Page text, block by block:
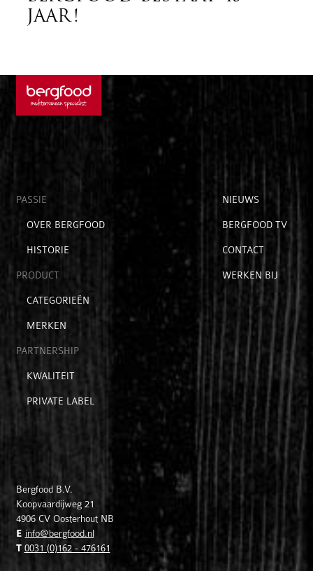
JAAR!
Open
voor
PASSIE
Open
voor
OVER BERGFOOD
HISTORIE
PRODUCT
Open
voor
CATEGORIEËN
MERKEN
PARTNERSHIP
Open
voor
KWALITEIT
PRIVATE LABEL
Open
voor
NIEUWS
BERGFOOD TV
CONTACT
WERKEN BIJ
Bergfood B.V.
Koopvaardijweg 21
4906 CV Oosterhout NB
E info@bergfood.nl
T 0031 (0)162 - 476161